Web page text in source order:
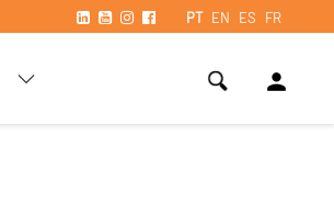
PT EN ES FR
person